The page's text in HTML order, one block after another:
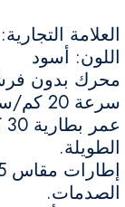
العلامة
اللون: أسود
سرعة 20 كم/ساعة.
الطويلة.
الصدمات.